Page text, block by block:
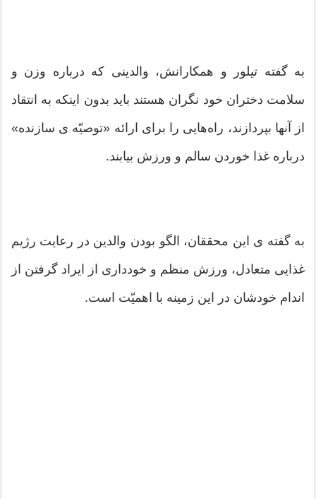
به گفته تیلور و همکارانش، والدینی که درباره وزن و
سلامت دختران خود نگران هستند باید بدون اینکه به انتقاد
از آنها بپردازند، راه‌هایی را برای ارائه «توصیّه ی سازنده»
درباره غذا خوردن سالم و ورزش بیابند.
به گفته ی این محققان، الگو بودن والدین در رعایت رژیم
غذایی متعادل، ورزش منظم و خودداری از ایراد گرفتن از
اندام خودشان در این زمینه با اهمیّت است.